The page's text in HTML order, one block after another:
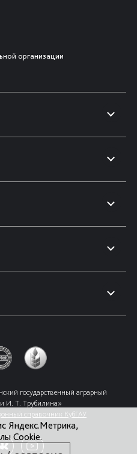
организации
государственный аграрный
И. Т. Трубилина»
справочник КубГАУ
Яндекс.Метрика,
Cookie.